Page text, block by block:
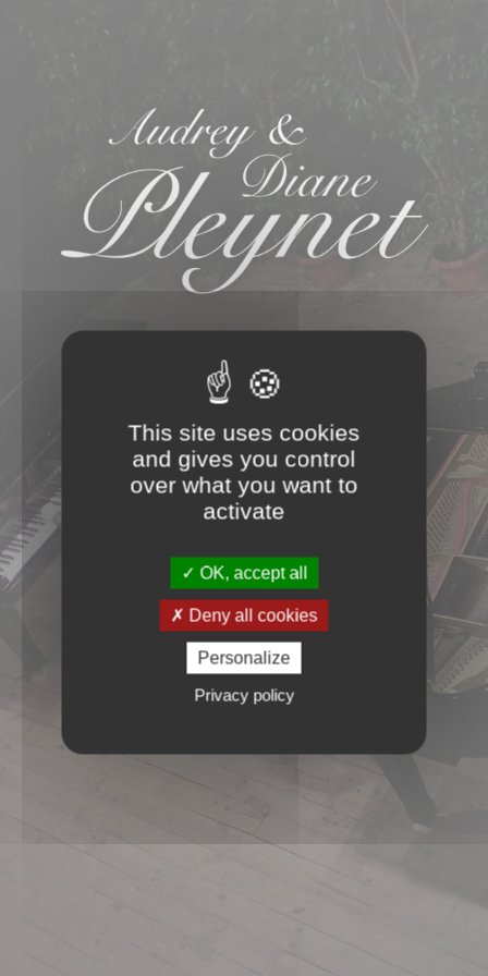
Notre site est actuellement en
maintenance.
Merci de votre compréhension.
This site uses cookies
and gives you control
over what you want to
activate
OK, accept all
Deny all cookies
Personalize
Privacy policy